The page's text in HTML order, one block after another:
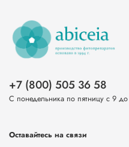
+7 (800) 505 36 58
С понедельника по пятницу с 9
Оставайтесь на связи